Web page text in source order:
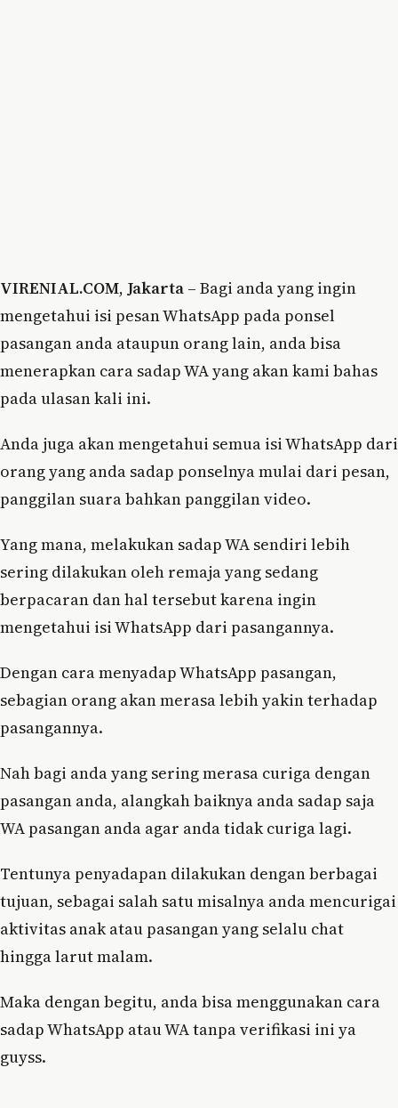
VIRENIAL.COM, Jakarta – Bagi anda yang ingin
mengetahui isi pesan WhatsApp pada ponsel
pasangan anda ataupun orang lain, anda bisa
menerapkan cara sadap WA yang akan kami bahas
pada ulasan kali ini.
Anda juga akan mengetahui semua isi WhatsApp dari
orang yang anda sadap ponselnya mulai dari pesan,
panggilan suara bahkan panggilan video.
Yang mana, melakukan sadap WA sendiri lebih
sering dilakukan oleh remaja yang sedang
berpacaran dan hal tersebut karena ingin
mengetahui isi WhatsApp dari pasangannya.
Dengan cara menyadap WhatsApp pasangan,
sebagian orang akan merasa lebih yakin terhadap
pasangannya.
Nah bagi anda yang sering merasa curiga dengan
pasangan anda, alangkah baiknya anda sadap saja
WA pasangan anda agar anda tidak curiga lagi.
Tentunya penyadapan dilakukan dengan berbagai
tujuan, sebagai salah satu misalnya anda mencurigai
aktivitas anak atau pasangan yang selalu chat
hingga larut malam.
Maka dengan begitu, anda bisa menggunakan cara
sadap WhatsApp atau WA tanpa verifikasi ini ya
guyss.